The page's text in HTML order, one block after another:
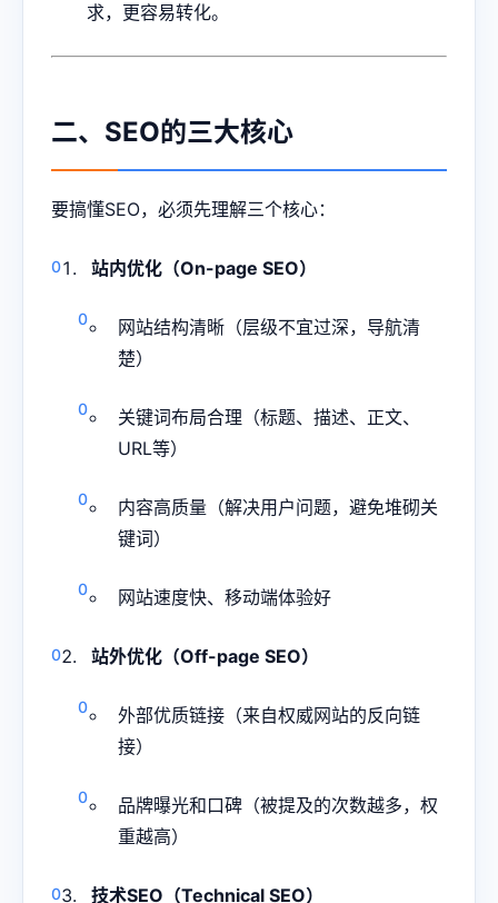
求，更容易转化。
二、SEO的三大核心
要搞懂SEO，必须先理解三个核心：
站内优化（On-page SEO）
网站结构清晰（层级不宜过深，导航清
楚）
关键词布局合理（标题、描述、正文、
URL等）
内容高质量（解决用户问题，避免堆砌关
键词）
网站速度快、移动端体验好
站外优化（Off-page SEO）
外部优质链接（来自权威网站的反向链
接）
品牌曝光和口碑（被提及的次数越多，权
重越高）
技术SEO（Technical SEO）